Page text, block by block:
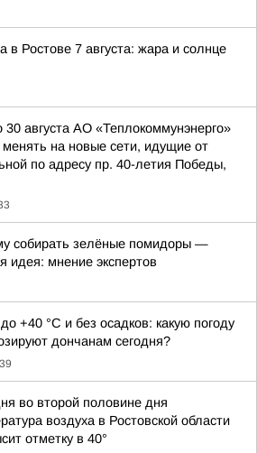
в Ростове 7 августа: жара и солнце
30 августа АО «Теплокоммунэнерго»
менять на новые сети, идущие от
по адресу пр. 40-летия Победы,
собирать зелёные помидоры —
идея: мнение экспертов
+40 °С и без осадков: какую погоду
дончанам сегодня?
во второй половине дня
воздуха в Ростовской области
отметку в 40°